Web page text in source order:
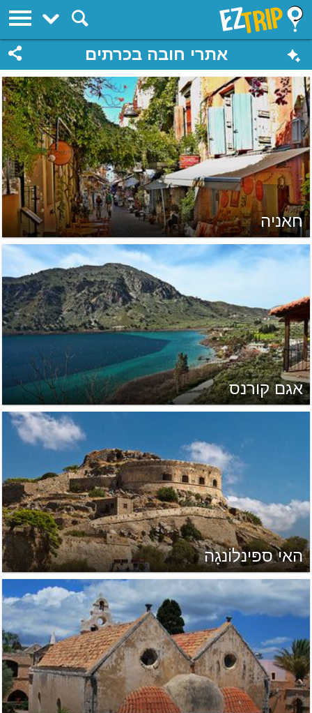
EZTrip
אתרי חובה בכרתים
חאניה
אגם קורנס
האי ספּינלוֹנגָה